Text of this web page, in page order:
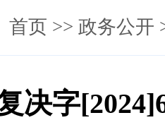
首页 >> 政务公开
决字